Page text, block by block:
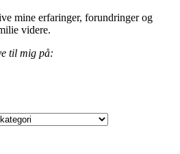
mine erfaringer, forundringer og
videre.
til mig på: